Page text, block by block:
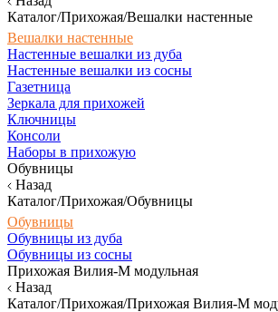
Каталог/Прихожая/Вешалки настенные
Вешалки настенные
Настенные вешалки из дуба
Настенные вешалки из сосны
Газетница
Зеркала для прихожей
Ключницы
Консоли
Наборы в прихожую
Обувницы
Назад
Каталог/Прихожая/Обувницы
Обувницы
Обувницы из дуба
Обувницы из сосны
Прихожая Вилия-М модульная
Назад
Каталог/Прихожая/Прихожая Вилия-М